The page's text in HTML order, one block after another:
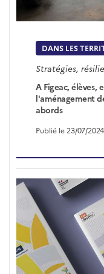
DANS LES
Stratégies,
A Figeac, élèves,
l'aménagement
abords
Publié le 23/07/2024